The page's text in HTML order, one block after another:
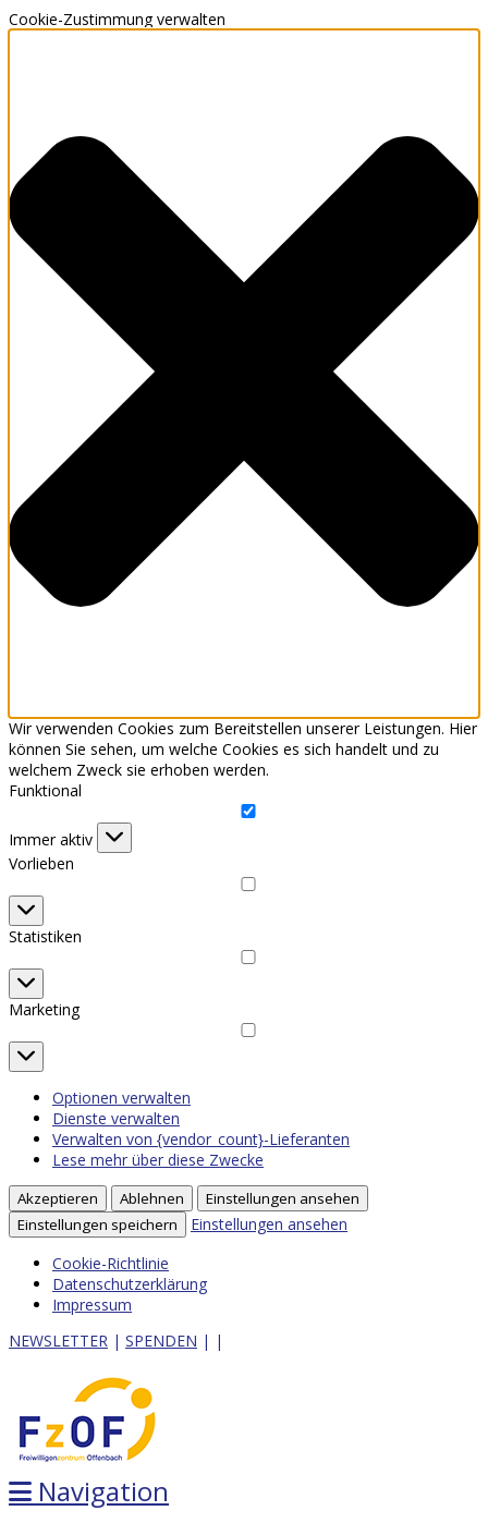
Cookie-Zustimmung verwalten
Wir verwenden Cookies zum Bereitstellen unserer Leistungen. Hier
können Sie sehen, um welche Cookies es sich handelt und zu
welchem Zweck sie erhoben werden.
Funktional
Funktional
Immer aktiv
Vorlieben
Vorlieben
Statistiken
Statistiken
Marketing
Marketing
Optionen verwalten
Dienste verwalten
Verwalten von {vendor_count}-Lieferanten
Lese mehr über diese Zwecke
Akzeptieren Ablehnen
Einstellungen ansehen
Einstellungen speichern
Einstellungen ansehen
Cookie-Richtlinie
Datenschutzerklärung
Impressum
NEWSLETTER | SPENDEN | |
Navigation